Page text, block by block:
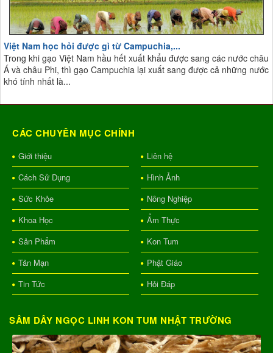
Việt Nam học hỏi được gì từ Campuchia,...
Trong khi gạo Việt Nam hầu hết xuất khẩu được sang các nước châu
Á và châu Phi, thì gạo Campuchia lại xuất sang được cả những nước
khó tính nhất là...
CÁC CHUYÊN MỤC CHÍNH
Giới thiệu
Liên hệ
Cách Sử Dụng
Hình Ảnh
Sức Khỏe
Nông Nghiệp
Khoa Học
Ẩm Thực
Sản Phẩm
Kon Tum
Tản Mạn
Phật Giáo
Tin Tức
Hỏi Đáp
SÂM DÂY NGỌC LINH KON TUM NHẬT TRƯỜNG